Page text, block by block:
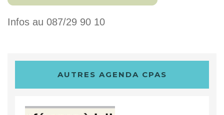
Infos au 087/29 90 10
AUTRES AGENDA CPAS